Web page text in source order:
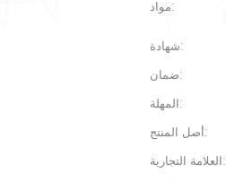
مواد:
شهادة:
ضمان:
المهلة:
أصل المنتج:
العلامة التجارية: